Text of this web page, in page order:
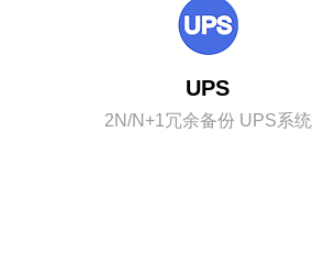
UPS
2N/N+1冗余备份 UPS系统